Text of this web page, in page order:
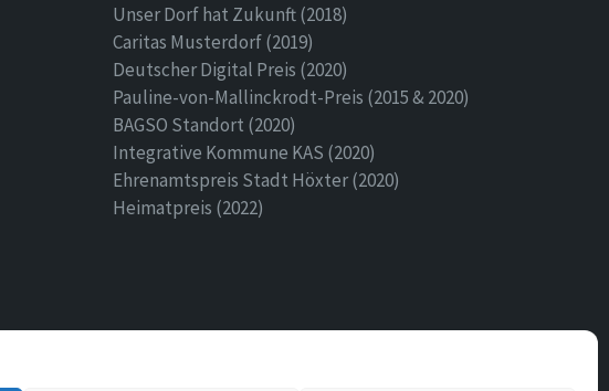
Unser Dorf hat Zukunft (2018)
Caritas Musterdorf (2019)
Deutscher Digital Preis (2020)
Pauline-von-Mallinckrodt-Preis (2015 & 2020)
BAGSO Standort (2020)
Integrative Kommune KAS (2020)
Ehrenamtspreis Stadt Höxter (2020)
Heimatpreis (2022)